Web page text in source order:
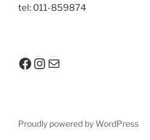
tel: 011-859874
Facebook
Instagram
Mail
Proudly powered by WordPress